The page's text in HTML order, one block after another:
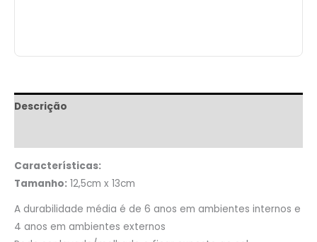
Descrição
Características:
Tamanho: 12,5cm x 13cm
A durabilidade média é de 6 anos em ambientes internos e
4 anos em ambientes externos